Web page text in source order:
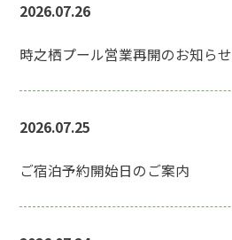
2026.07.26
時之栖プール営業再開のお知らせ
2026.07.25
ご宿泊予約開始日のご案内